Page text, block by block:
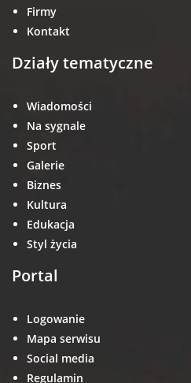
Firmy
Kontakt
Działy tematyczne
Wiadomości
Na sygnale
Sport
Galerie
Biznes
Kultura
Edukacja
Styl życia
Portal
Logowanie
Mapa serwisu
Social media
Regulamin